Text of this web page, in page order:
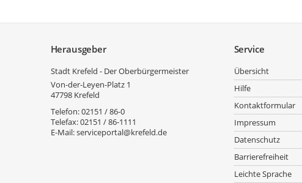
Herausgeber
Stadt Krefeld - Der Oberbürgermeister
Von-der-Leyen-Platz 1
47798 Krefeld
Telefon:02151 / 86-0
Telefax:02151 / 86-1111
E-Mail:serviceportal@krefeld.de
Service
Übersicht
Hilfe
Kontaktformular
Impressum
Datenschutz
Barrierefreiheit
Leichte Sprache